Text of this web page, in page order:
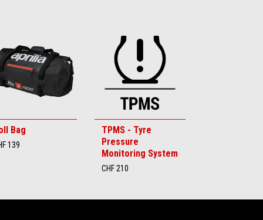
Bag
139
TPMS - Tyre
Pressure
Monitoring System
CHF 210